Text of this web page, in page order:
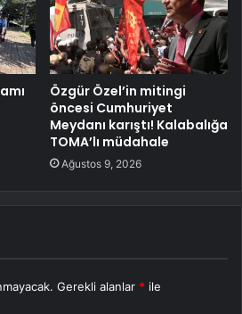
Özgür Özel’in mitingi
öncesi Cumhuriyet
Meydanı karıştı! Kalabalığa
TOMA’lı müdahale
Ağustos 9, 2026
Gerekli alanlar * ile